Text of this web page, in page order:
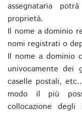
assegnataria
proprietà.
Il nome a dominio
nomi registrati o
Il nome a dominio
univocamente dei
caselle postali,
modo il più
collocazione